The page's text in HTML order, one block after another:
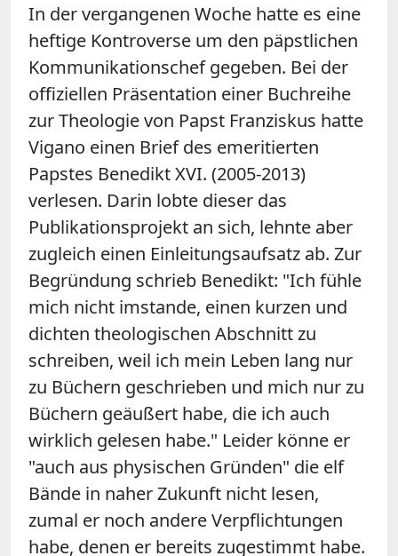
In der vergangenen Woche hatte es eine
heftige Kontroverse um den päpstlichen
Kommunikationschef gegeben. Bei der
offiziellen Präsentation einer Buchreihe
zur Theologie von Papst Franziskus hatte
Vigano einen Brief des emeritierten
Papstes Benedikt XVI. (2005-2013)
verlesen. Darin lobte dieser das
Publikationsprojekt an sich, lehnte aber
zugleich einen Einleitungsaufsatz ab. Zur
Begründung schrieb Benedikt: "Ich fühle
mich nicht imstande, einen kurzen und
dichten theologischen Abschnitt zu
schreiben, weil ich mein Leben lang nur
zu Büchern geschrieben und mich nur zu
Büchern geäußert habe, die ich auch
wirklich gelesen habe." Leider könne er
"auch aus physischen Gründen" die elf
Bände in naher Zukunft nicht lesen,
zumal er noch andere Verpflichtungen
habe, denen er bereits zugestimmt habe.